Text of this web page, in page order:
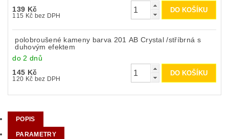
139 Kč
115 Kč bez DPH
polobroušené kameny barva 201 AB Crystal /stříbrná s
duhovým efektem
do 2 dnů
145 Kč
120 Kč bez DPH
POPIS
PARAMETRY